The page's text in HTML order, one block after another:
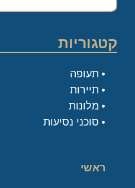
קטגוריות
תעופה
תיירות
מלונות
סוכני נסיעות
ראשי